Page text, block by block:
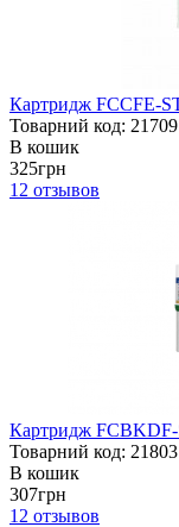
Картридж FCCFE-
Товарний код: 21709
В кошик
325грн
12 отзывов
Картридж
Товарний код: 21803
В кошик
307грн
12 отзывов